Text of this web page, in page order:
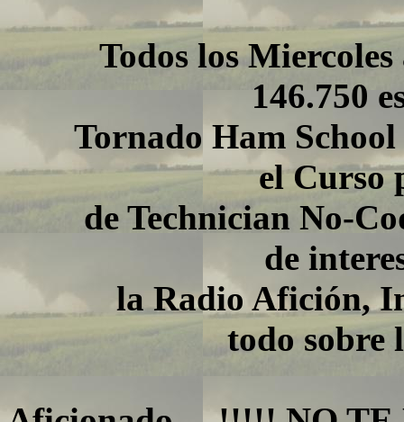
Todos los Miercoles
146.750
Tornado Ham School
el Curso
de Technician No-
de
la Radio Afición,
todo sobre